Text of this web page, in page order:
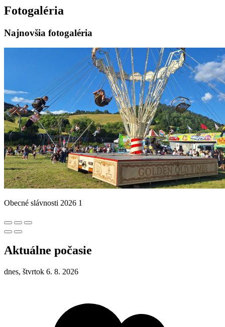
Fotogaléria
Najnovšia fotogaléria
Obecné slávnosti 2026 1
Aktuálne počasie
dnes, štvrtok 6. 8. 2026